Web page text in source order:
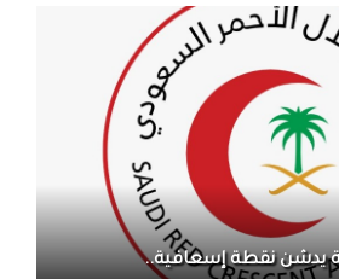
يدشن نقطة إسعافية..